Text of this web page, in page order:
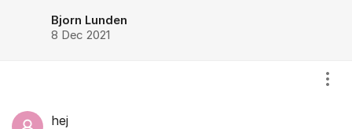
Bjorn Lunden
8 Dec 2021
hej